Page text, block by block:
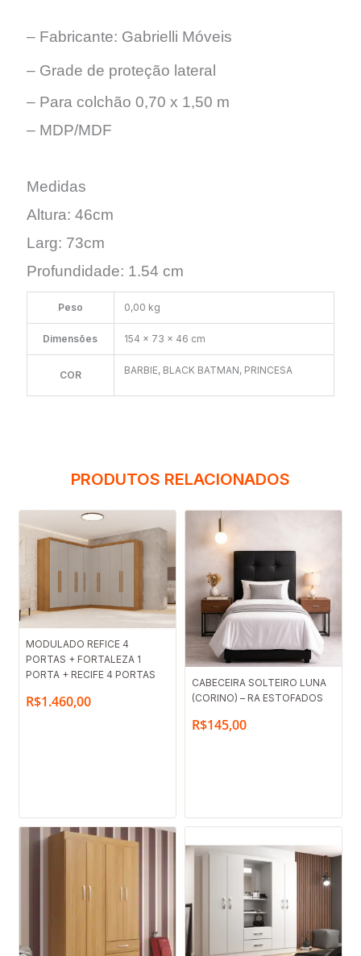
– Fabricante: Gabrielli Móveis
– Grade de proteção lateral
– Para colchão 0,70 x 1,50 m
– MDP/MDF
Medidas
Altura: 46cm
Larg: 73cm
Profundidade: 1.54 cm
Peso 0,00 kg
Dimensões 154 × 73 × 46 cm
COR BARBIE, BLACK BATMAN, PRINCESA
PRODUTOS RELACIONADOS
MODULADO REFICE 4
PORTAS + FORTALEZA 1
PORTA + RECIFE 4 PORTAS
R$1.460,00
CABECEIRA SOLTEIRO LUNA
(CORINO) – RA ESTOFADOS
R$145,00